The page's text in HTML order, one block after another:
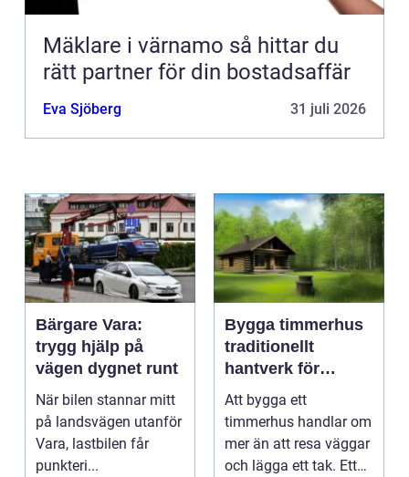
Mäklare i värnamo så hittar du
rätt partner för din bostadsaffär
Eva Sjöberg 31 juli 2026
Bärgare Vara:
trygg hjälp på
vägen dygnet runt
När bilen stannar mitt
på landsvägen utanför
Vara, lastbilen får
punkteri...
Bygga timmerhus
traditionellt
hantverk för
moderna behov
Att bygga ett
timmerhus handlar om
mer än att resa väggar
och lägga ett tak. Ett